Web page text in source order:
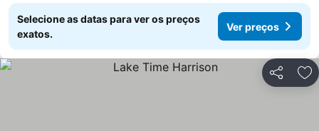
Selecione as datas para ver os preços
exatos.
Ver preços
Partilhar